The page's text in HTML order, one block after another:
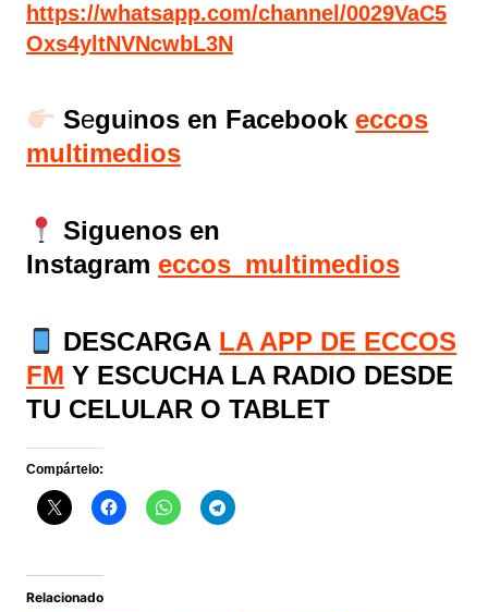
https://whatsapp.com/channel/0029VaC5
Oxs4yltNVNcwbL3N
Seguinos en Facebook eccos
multimedios
Siguenos en
Instagram eccos_multimedios
DESCARGA LA APP DE ECCOS
FM Y ESCUCHA LA RADIO DESDE
TU CELULAR O TABLET
Compártelo:
Relacionado